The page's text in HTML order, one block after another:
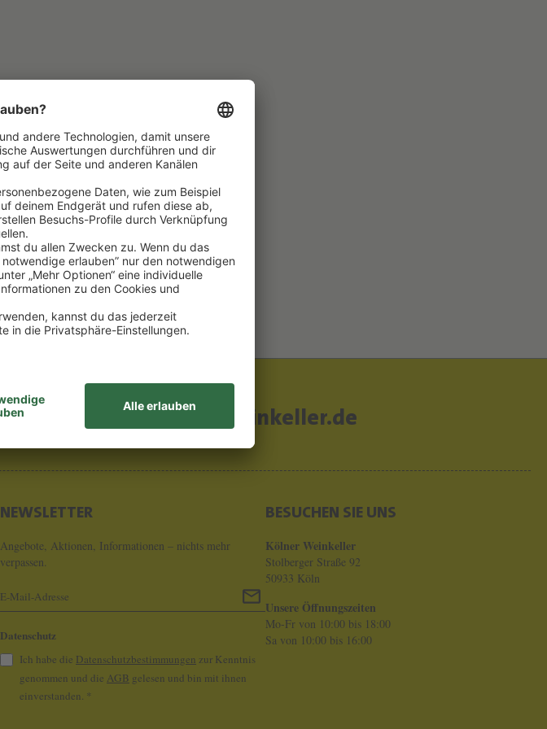
info@koelner-weinkeller.de
NEWSLETTER
Angebote, Aktionen, Informationen – nichts mehr
verpassen.
Datenschutz
Ich habe die Datenschutzbestimmungen zur Kenntnis
genommen und die AGB gelesen und bin mit ihnen
einverstanden. *
BESUCHEN SIE UNS
Kölner Weinkeller
Stolberger Straße 92
50933 Köln
Unsere Öffnungszeiten
Mo-Fr von 10:00 bis 18:00
Sa von 10:00 bis 16:00